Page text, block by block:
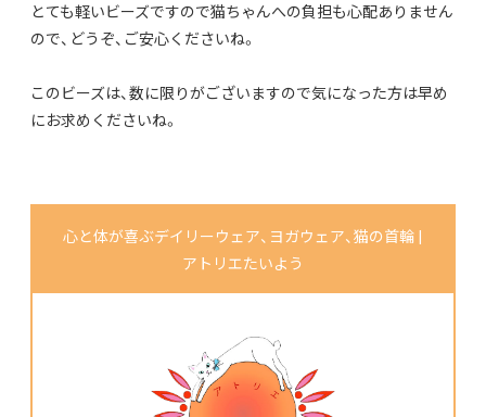
とても軽いビーズですので猫ちゃんへの負担も心配ありません
ので、どうぞ、ご安心くださいね。
このビーズは、数に限りがございますので気になった方は早め
にお求めくださいね。
心と体が喜ぶデイリーウェア、ヨガウェア、猫の首輪 |
アトリエたいよう